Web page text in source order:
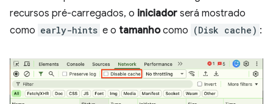
recursos pré-carregados, o iniciador será mostrado
como early-hints e o tamanhocomo (Disk cache) :